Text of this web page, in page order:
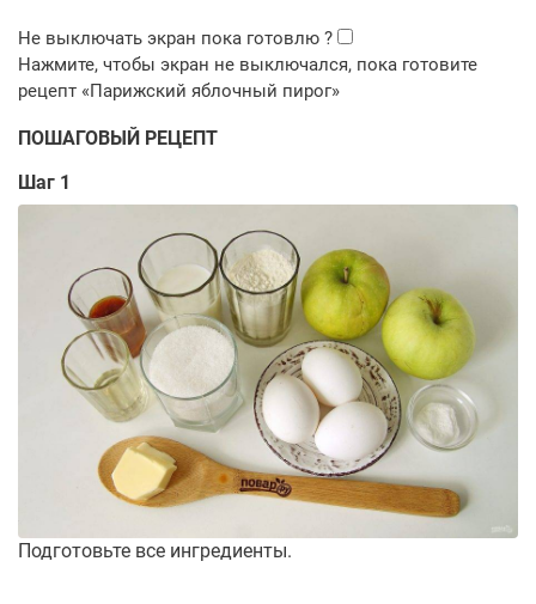
ПОШАГОВЫЙ РЕЦЕПТ
Шаг 1
Подготовьте все ингредиенты.